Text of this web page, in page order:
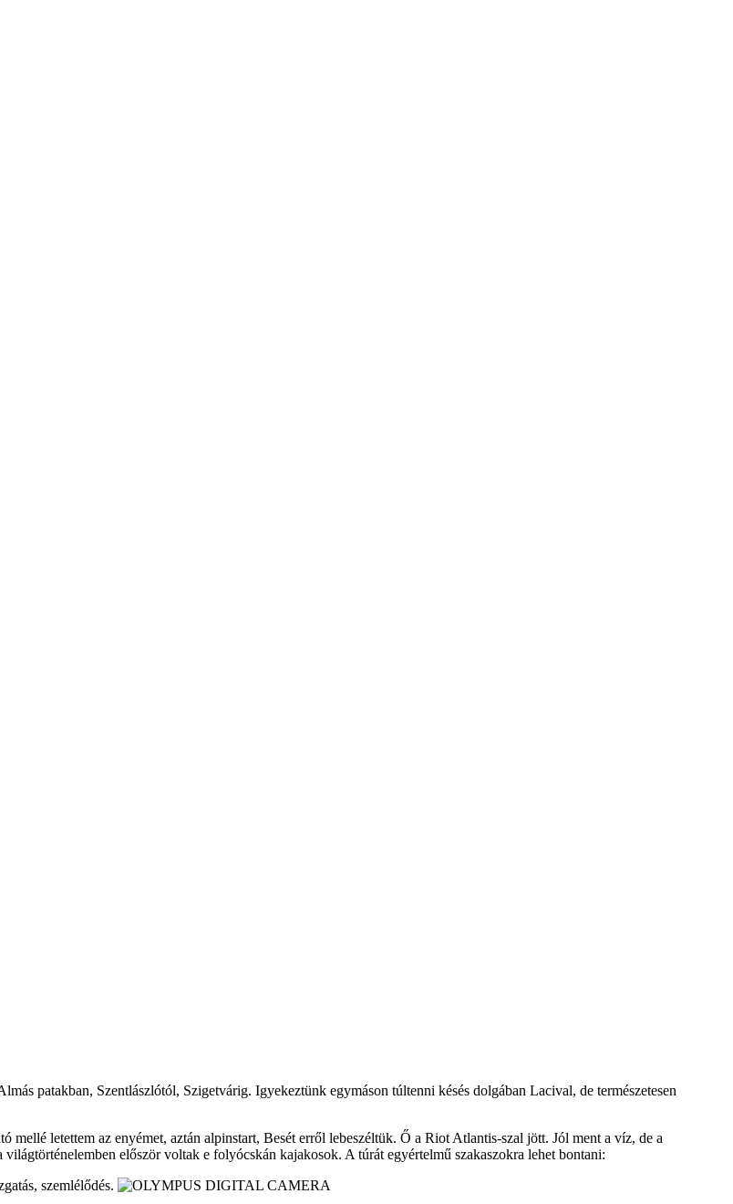
patakban, Szentlászlótól, Szigetvárig. Igyekeztünk egymáson túltenni késés dolgában Lacival, de természetesen
mellé letettem az enyémet, aztán alpinstart, Besét erről lebeszéltük. Ő a Riot Atlantis-szal jött. Jól ment a víz, de a
először voltak e folyócskán kajakosok. A túrát egyértelmű szakaszokra lehet bontani:
szemlélődés.